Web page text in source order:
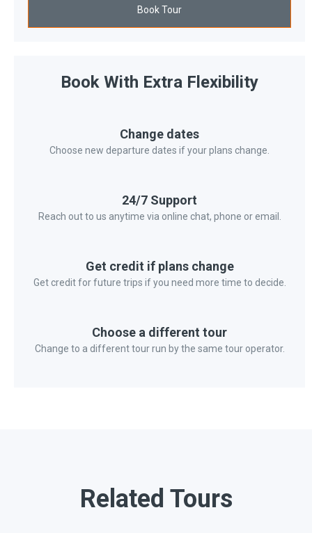
Book Tour
Book With Extra Flexibility
Change dates
Choose new departure dates if your plans change.
24/7 Support
Reach out to us anytime via online chat, phone or email.
Get credit if plans change
Get credit for future trips if you need more time to decide.
Choose a different tour
Change to a different tour run by the same tour operator.
Related Tours